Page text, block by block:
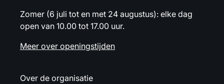
Zomer (6 juli tot en met 24 augustus): elke dag
open van 10.00 tot 17.00 uur.
Meer over openingstijden
Over de organisatie